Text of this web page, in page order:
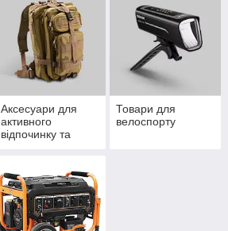
Аксесуари для
активного
відпочинку та
Товари для
велоспорту